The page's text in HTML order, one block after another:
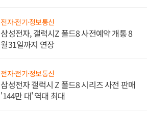
전자·전기·정보통신
삼성전자, 갤럭시Z 폴드8 사전예약 개통 8
월31일까지 연장
전자·전기·정보통신
삼성전자 갤럭시 Z 폴드8 시리즈 사전 판매
'144만 대' 역대 최대